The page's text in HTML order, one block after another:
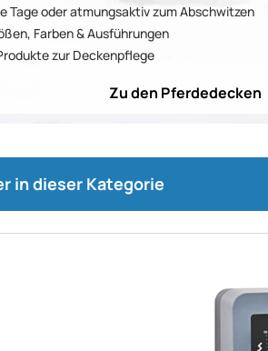
Tage oder atmungs­aktiv zum Ab­schwit­zen
Farben & Aus­füh­run­gen
zur Decken­pflege
Zu den Pferde­decken
in dieser Kategorie